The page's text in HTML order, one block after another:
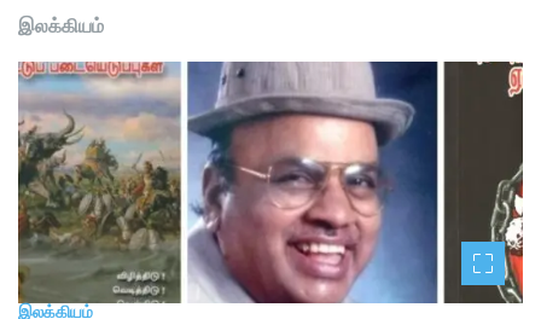
இலக்கியம்
இலக்கியம்